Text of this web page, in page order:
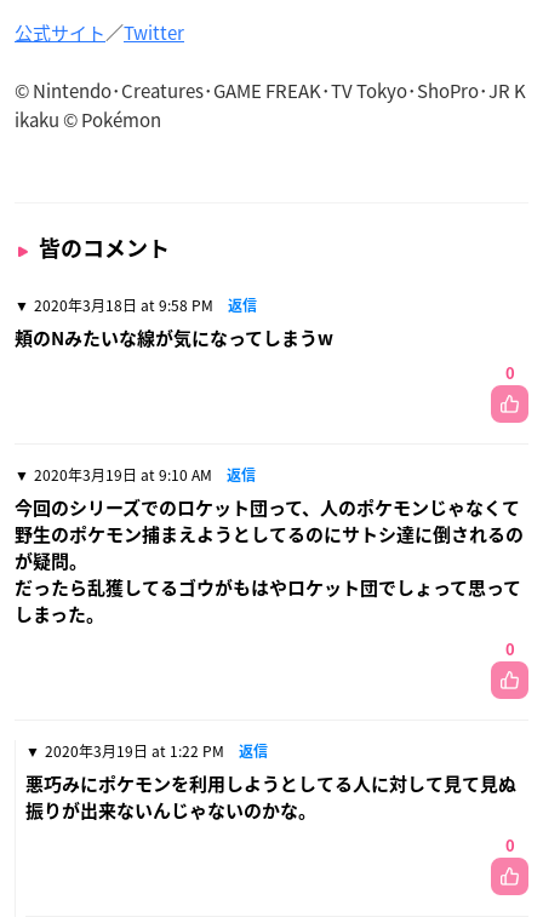
公式サイト／Twitter
© Nintendo･Creatures･GAME FREAK･TV Tokyo･ShoPro･JR K
ikaku © Pokémon
皆のコメント
2020年3月18日 at 9:58 PM 返信
頬のNみたいな線が気になってしまうw
0
2020年3月19日 at 9:10 AM 返信
今回のシリーズでのロケット団って、人のポケモンじゃなくて
野生のポケモン捕まえようとしてるのにサトシ達に倒されるの
が疑問。
だったら乱獲してるゴウがもはやロケット団でしょって思って
しまった。
0
2020年3月19日 at 1:22 PM 返信
悪巧みにポケモンを利用しようとしてる人に対して見て見ぬ
振りが出来ないんじゃないのかな。
0